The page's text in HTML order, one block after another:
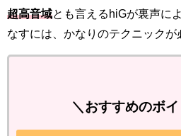
超高音域とも言えるhiGが裏声に
なすには、かなりのテクニックが
＼おすすめのボ